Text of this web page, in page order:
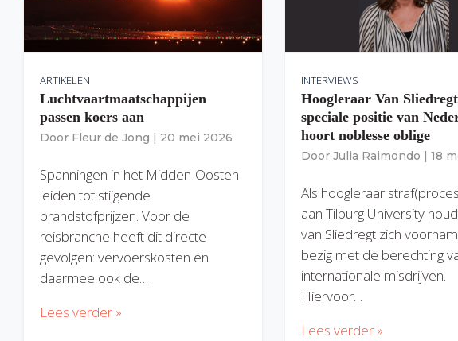
ARTIKELEN
Luchtvaartmaatschappijen
passen koers aan
Door Fleur de Jong | 20 mei 2026
Spanningen in het Midden-Oosten
leiden tot stijgende
brandstofprijzen. Voor de
reisbranche heeft dit directe
gevolgen: vervoerskosten en
daarmee ook de…
Lees verder »
INTERVIEWS
Hoogleraar Van
speciale positie van
hoort noblesse oblige
Door Julia Raimondo | 18
Als hoogleraar
aan Tilburg University
van Sliedregt zich
bezig met de berechting
internationale misdrijven.
Hiervoor…
Lees verder »